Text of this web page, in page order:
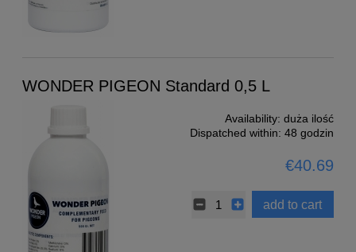
WONDER PIGEON Standard 0,5 L
Availability: duża ilość
Dispatched within: 48 godzin
€40.69
add to cart